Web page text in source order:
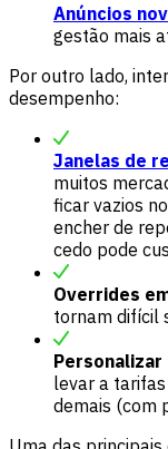
Anúncios
gestão mais
Por outro lado,
desempenho:
Janelas de
muitos
ficar vazios
encher de
cedo pode
Overrides
tornam difícil
levar a
demais (com